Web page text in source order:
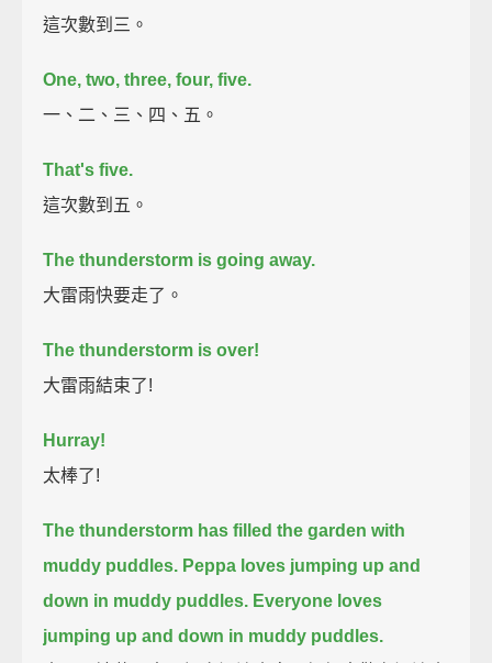
這次數到三。
One, two, three, four, five.
一、二、三、四、五。
That's five.
這次數到五。
The thunderstorm is going away.
大雷雨快要走了。
The thunderstorm is over!
大雷雨結束了!
Hurray!
太棒了!
The thunderstorm has filled the garden with
muddy puddles. Peppa loves jumping up and
down in muddy puddles. Everyone loves
jumping up and down in muddy puddles.